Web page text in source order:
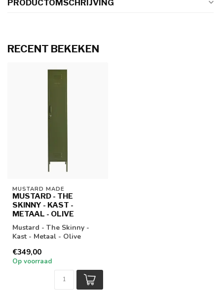
PRODUCTOMSCHRIJVING
RECENT BEKEKEN
MUSTARD MADE
MUSTARD - THE
SKINNY - KAST -
METAAL - OLIVE
Mustard - The Skinny -
Kast - Metaal - Olive
€349,00
Op voorraad